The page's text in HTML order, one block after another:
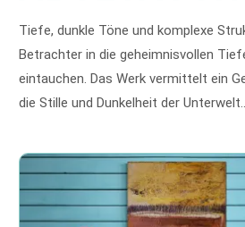
Tiefe, dunkle Töne und komplexe
Betrachter in die geheimnisvollen
eintauchen. Das Werk vermittelt ein
die Stille und Dunkelheit der Unterwelt..